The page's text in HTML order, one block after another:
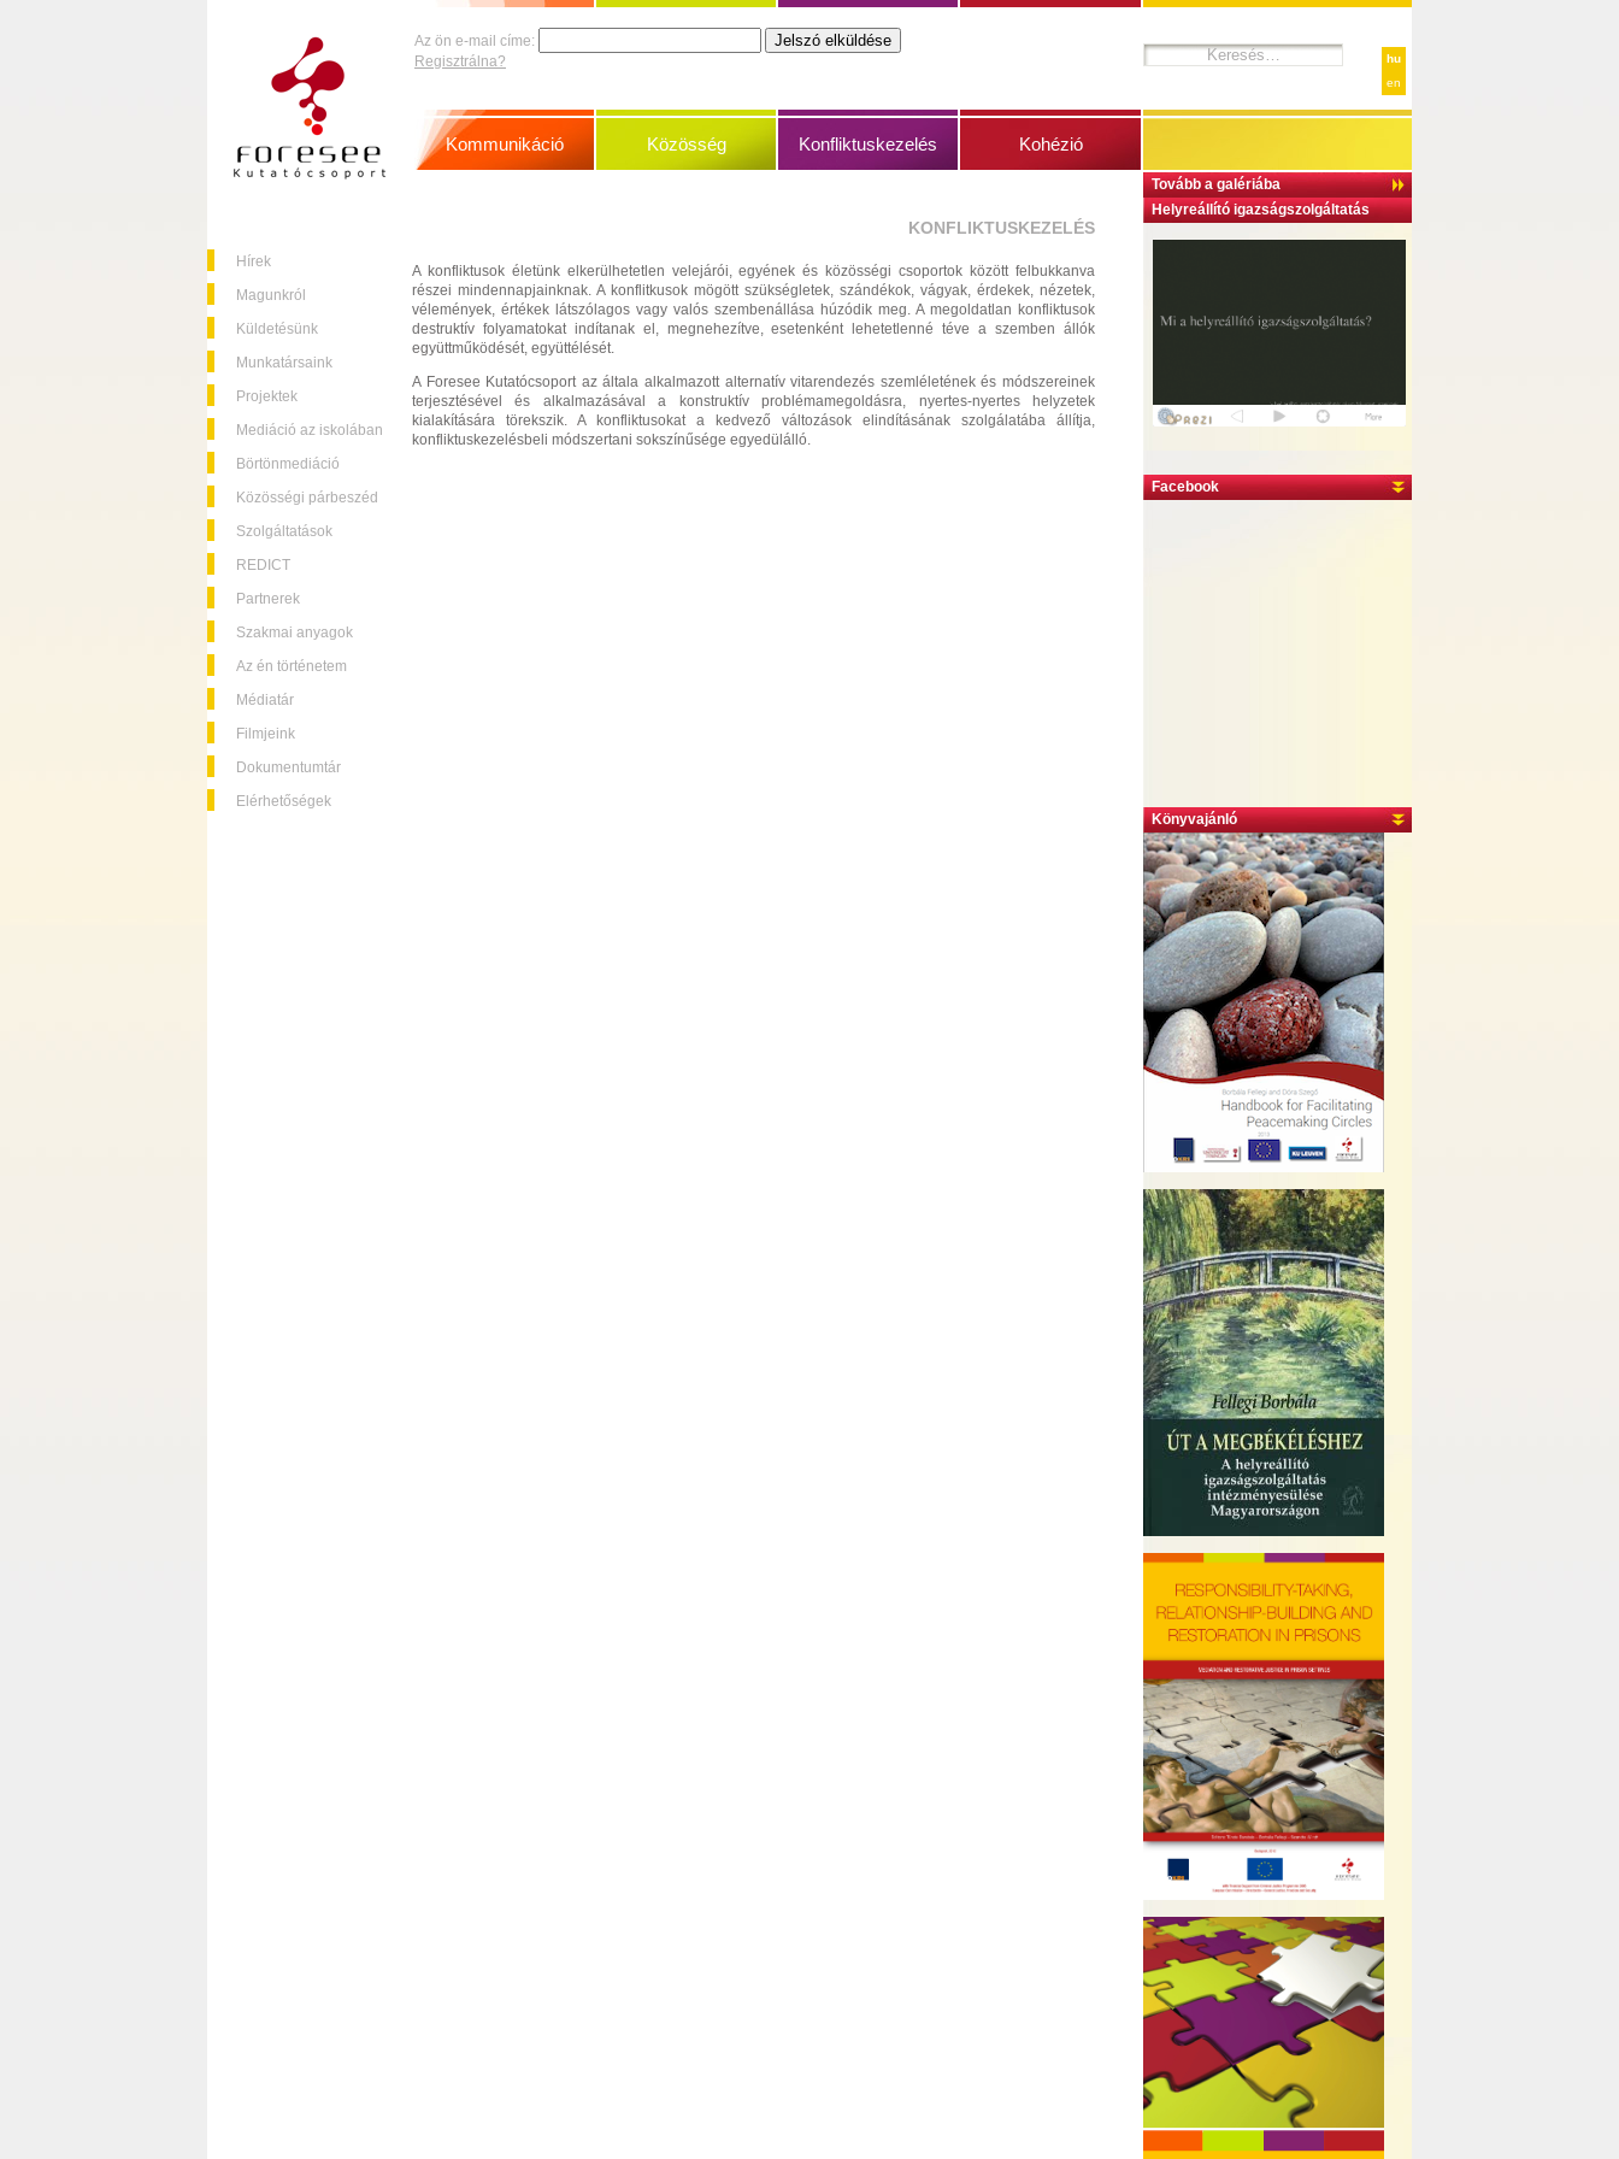
Hírek
Magunkról
Küldetésünk
Munkatársaink
Projektek
Mediáció az iskolában
Börtönmediáció
Közösségi párbeszéd
Szolgáltatások
REDICT
Partnerek
Szakmai anyagok
Az én történetem
Médiatár
Filmjeink
Dokumentumtár
Elérhetőségek
hu
en
Tovább a galériába
Helyreállító igazságszolgáltatás
Facebook
Könyvajánló
Az ön e-mail címe:
Regisztrálna?
Kommunikáció Közösség Konfliktuskezelés Kohézió
KONFLIKTUSKEZELÉS
A konfliktusok életünk elkerülhetetlen velejárói, egyének és közösségi csoportok között felbukkanva
részei mindennapjainknak. A konflitkusok mögött szükségletek, szándékok, vágyak, érdekek, nézetek,
vélemények, értékek látszólagos vagy valós szembenállása húzódik meg. A megoldatlan konfliktusok
destruktív folyamatokat indítanak el, megnehezítve, esetenként lehetetlenné téve a szemben állók
együttműködését, együttélését.
A Foresee Kutatócsoport az általa alkalmazott alternatív vitarendezés szemléletének és módszereinek
terjesztésével és alkalmazásával a konstruktív problémamegoldásra, nyertes-nyertes helyzetek
kialakítására törekszik. A konfliktusokat a kedvező változások elindításának szolgálatába állítja,
konfliktuskezelésbeli módszertani sokszínűsége egyedülálló.